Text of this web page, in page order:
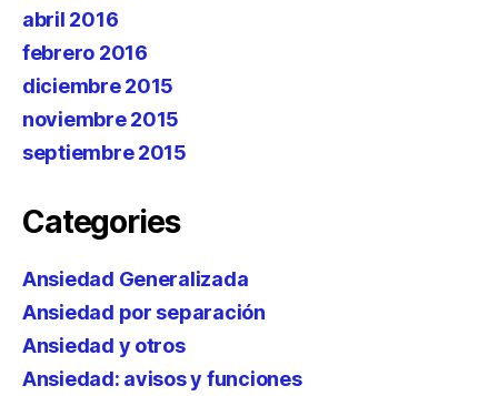
abril 2016
febrero 2016
diciembre 2015
noviembre 2015
septiembre 2015
Categories
Ansiedad Generalizada
Ansiedad por separación
Ansiedad y otros
Ansiedad: avisos y funciones